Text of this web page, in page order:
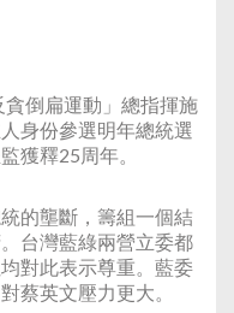
倒扁運動」總指揮施
身份參選明年總統選
獲釋25周年。
的壟斷，籌組一個結
台灣藍綠兩營立委都
對此表示尊重。藍委
蔡英文壓力更大。